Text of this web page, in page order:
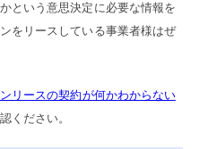
という意思決定に必要な情報を
をリースしている事業者様はぜ
リースの契約が何かわからない
ください。